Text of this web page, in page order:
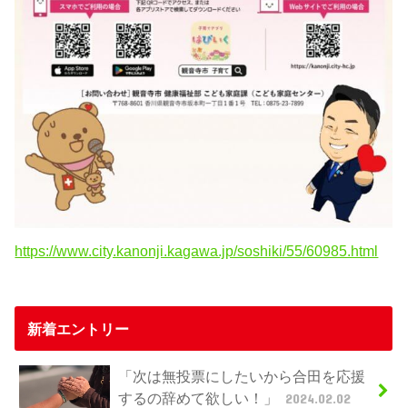
https://www.city.kanonji.kagawa.jp/soshiki/55/60985.html
新着エントリー
「次は無投票にしたいから合田を応援
するの辞めて欲しい！」
2024.02.02